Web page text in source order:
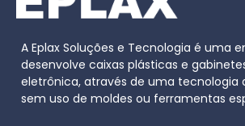
A Eplax Soluções e Tecnologia é uma
desenvolve caixas plásticas e
eletrônica, através de uma tecnologia
sem uso de moldes ou ferramentas